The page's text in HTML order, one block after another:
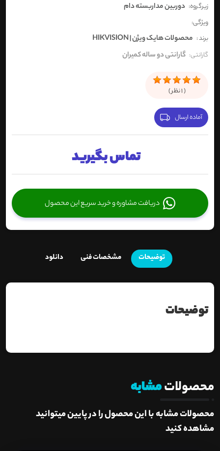
زیرگروه: دوربین مداربسته دام
ویژگی:
برند : محصولات هایک ویژن | HIKVISION
گارانتی: گارانتی دو ساله کمیران
(
1نظر )
آماده ارسال
تماس بگیرید
دریافت مشاوره و خرید سریع این محصول
توضیحات مشخصات فنی دانلود
توضیحات
محصولاتمشابه
محصولات مشابه با این محصول را در پایین میتوانید
مشاهده کنید